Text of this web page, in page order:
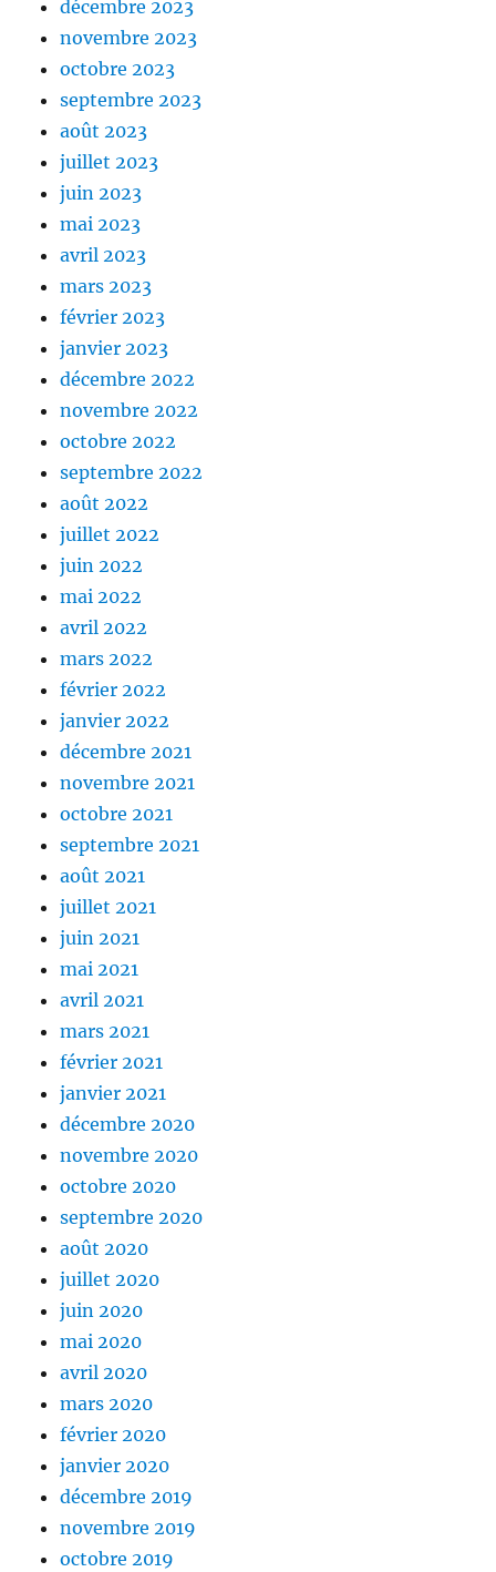
décembre 2023
novembre 2023
octobre 2023
septembre 2023
août 2023
juillet 2023
juin 2023
mai 2023
avril 2023
mars 2023
février 2023
janvier 2023
décembre 2022
novembre 2022
octobre 2022
septembre 2022
août 2022
juillet 2022
juin 2022
mai 2022
avril 2022
mars 2022
février 2022
janvier 2022
décembre 2021
novembre 2021
octobre 2021
septembre 2021
août 2021
juillet 2021
juin 2021
mai 2021
avril 2021
mars 2021
février 2021
janvier 2021
décembre 2020
novembre 2020
octobre 2020
septembre 2020
août 2020
juillet 2020
juin 2020
mai 2020
avril 2020
mars 2020
février 2020
janvier 2020
décembre 2019
novembre 2019
octobre 2019